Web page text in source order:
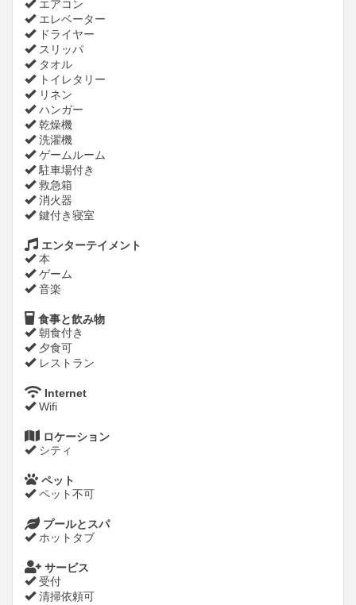
エアコン
エレベーター
ドライヤー
スリッパ
タオル
トイレタリー
リネン
ハンガー
乾燥機
洗濯機
ゲームルーム
駐車場付き
救急箱
消火器
鍵付き寝室
エンターテイメント
本
ゲーム
音楽
食事と飲み物
朝食付き
夕食可
レストラン
Internet
Wifi
ロケーション
シティ
ペット
ペット不可
プールとスパ
ホットタブ
サービス
受付
清掃依頼可